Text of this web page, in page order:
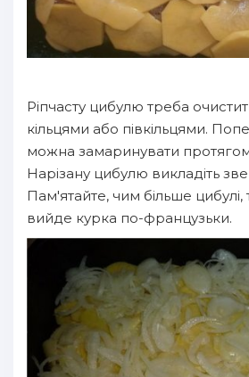
Ріпчасту цибулю треба
кільцями або півкільцями.
можна замаринувати
Нарізану цибулю викладіть
Пам'ятайте, чим більше
вийде курка по-французьки.